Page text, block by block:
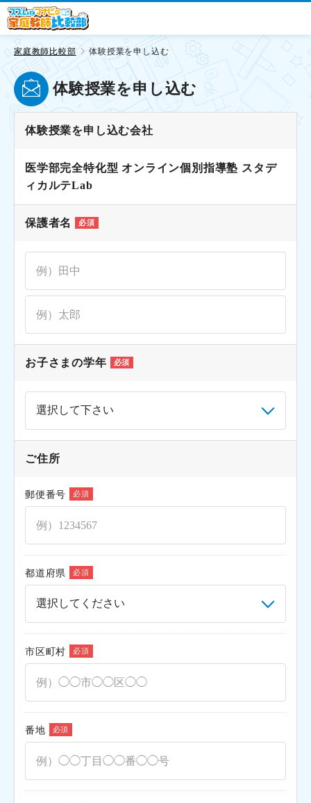
家庭教師比較部 体験授業を申し込む
体験授業を申し込む
体験授業を申し込む会社
医学部完全特化型 オンライン個別指導塾 スタデ
ィカルテLab
保護者名 必須
お子さまの学年 必須
ご住所
郵便番号 必須
都道府県 必須
市区町村 必須
番地 必須